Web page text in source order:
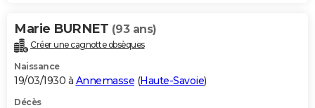
Marie BURNET (93 ans)
Créer une cagnotte obsèques
Naissance
19/03/1930 à Annemasse (Haute-Savoie)
Décès